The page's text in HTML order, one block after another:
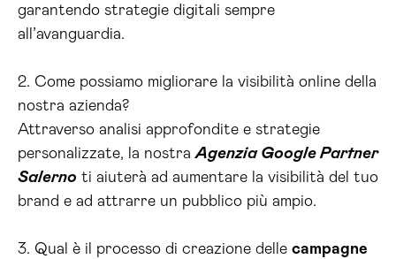
garantendo strategie digitali sempre
all’avanguardia.
2. Come possiamo migliorare la visibilità online della
nostra azienda?
Attraverso analisi approfondite e strategie
personalizzate, la nostraAgenzia Google Partner
Salerno ti aiuterà ad aumentare la visibilità del tuo
brand e ad attrarre un pubblico più ampio.
3. Qual è il processo di creazione delle campagne